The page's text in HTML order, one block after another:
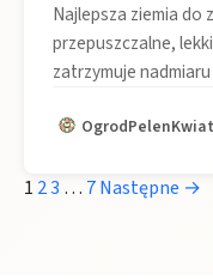
Najlepsza ziemia do
przepuszczalne,
zatrzymuje
1 23 … 7Następne →